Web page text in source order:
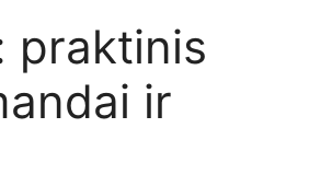
praktinis
ir